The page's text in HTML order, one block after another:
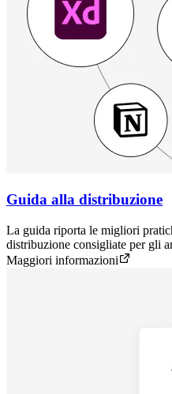
Guida alla distribuzione
La guida riporta le migliori
distribuzione consigliate per gli
Maggiori informazioni